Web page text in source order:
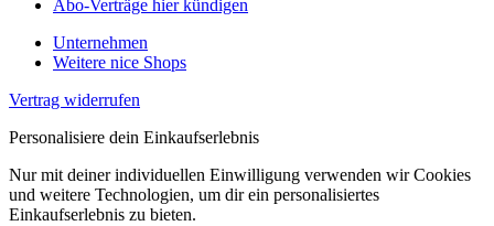
Abo-Verträge hier kündigen
Unternehmen
Weitere nice Shops
Vertrag widerrufen
Personalisiere dein Einkaufserlebnis
Nur mit deiner individuellen Einwilligung verwenden wir Cookies
und weitere Technologien, um dir ein personalisiertes
Einkaufserlebnis zu bieten.